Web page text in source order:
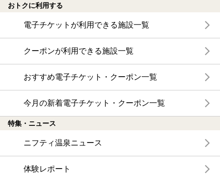
おトクに利用する
電子チケットが利用できる施設一覧
クーポンが利用できる施設一覧
おすすめ電子チケット・クーポン一覧
今月の新着電子チケット・クーポン一覧
特集・ニュース
ニフティ温泉ニュース
体験レポート